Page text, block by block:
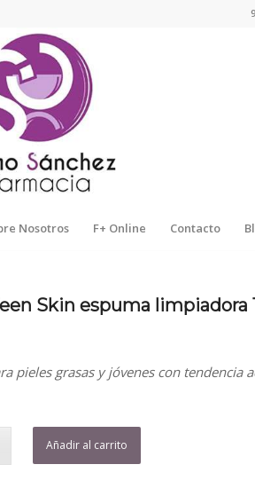
Nosotros F+ Online Contacto
Skin espuma limpiadora
pieles grasas y jóvenes con tendencia
Añadir al carrito